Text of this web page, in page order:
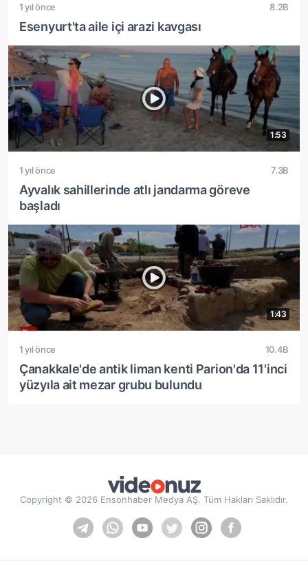
1 yıl önce 8.2B
Esenyurt'ta aile içi arazi kavgası
1:53
1 yıl önce 7.3B
Ayvalık sahillerinde atlı jandarma göreve
başladı
1:43
1 yıl önce 10.4B
Çanakkale'de antik liman kenti Parion'da 11'inci
yüzyıla ait mezar grubu bulundu
Copyright © 2026 Ensonhaber Medya AŞ. Tüm Hakları Saklıdır.